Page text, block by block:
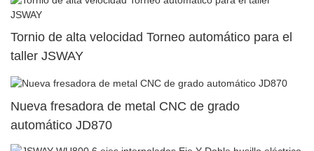
Tornio de alta velocidad Torneo automático para el
taller JSWAY
Nueva fresadora de metal CNC de grado
automático JD870